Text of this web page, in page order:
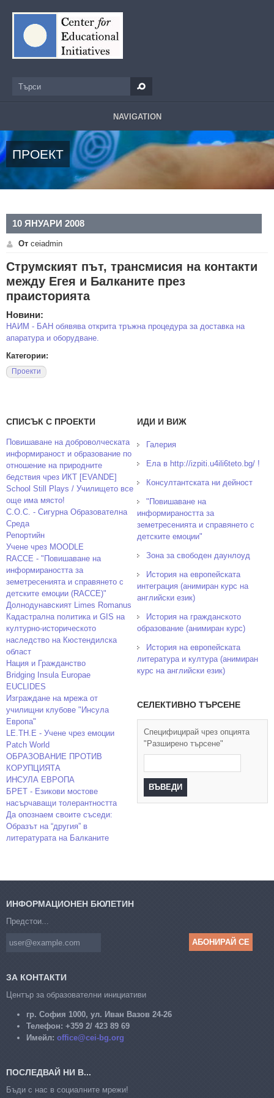
Търси
NAVIGATION
ПРОЕКТ
10 ЯНУАРИ 2008
От ceiadmin
Струмският път, трансмисия на контакти
между Егея и Балканите през
праисторията
Новини:
НАИМ - БАН обявява открита тръжна процедура за доставка на
апаратура и оборудване.
Категории:
Проекти
СПИСЪК С ПРОЕКТИ
Повишаване на доброволческата
информираност и образование по
отношение на природните
бедствия чрез ИКТ [EVANDE]
School Still Plays / Училището все
още има място!
С.О.С. - Сигурна Образователна
Среда
Репортийн
Учене чрез MOODLE
RACCE - "Повишаване на
информираността за
земетресенията и справянето с
детските емоции (RACCE)"
Долнодунавският Limes Romanus
Кадастрална политика и GIS на
културно-историческото
наследство на Кюстендилска
област
Нация и Гражданство
Bridging Insula Europae
EUCLIDES
Изграждане на мрежа от
училищни клубове "Инсула
Европа"
LE.TH.E - Учене чрез емоции
Patch World
ОБРАЗОВАНИЕ ПРОТИВ
КОРУПЦИЯТА
ИНСУЛА ЕВРОПА
БРЕТ - Езикови мостове
насърчаващи толерантността
Да опознаем своите съседи:
Образът на “другия” в
литературата на Балканите
ИДИ И ВИЖ
Галерия
Ела в http://izpiti.u4ili6teto.bg/ !
Консултантската ни дейност
"Повишаване на
информираността за
земетресенията и справянето с
детските емоции"
Зона за свободен даунлоуд
История на европейската
интеграция (анимиран курс на
английски език)
История на гражданското
образование (анимиран курс)
История на европейската
литература и култура (анимиран
курс на английски език)
СЕЛЕКТИВНО ТЪРСЕНЕ
Специфицирай чрез опцията
"Разширено търсене"
ИНФОРМАЦИОНЕН БЮЛЕТИН
Предстои...
ЗА КОНТАКТИ
Център за образователни инициативи
гр. София 1000, ул. Иван Вазов 24-26
Телефон: +359 2/ 423 89 69
Имейл: office@cei-bg.org
ПОСЛЕДВАЙ НИ В...
Бъди с нас в социалните мрежи!